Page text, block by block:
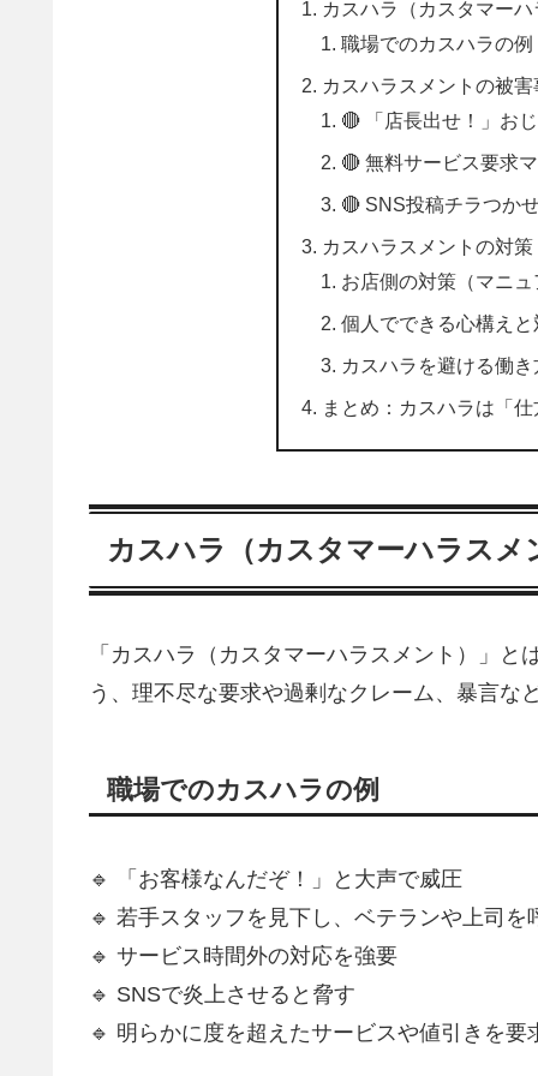
カスハラ（カスタマー
職場でのカスハラの例
カスハラスメントの被
🔴 「店長出せ！」お
🔴 無料サービス要求
🔴 SNS投稿チラつか
カスハラスメントの対策
お店側の対策（マニ
個人でできる心構えと
カスハラを避ける働き
まとめ：カスハラは「
カスハラ（カスタマーハラスメ
「カスハラ（カスタマーハラスメント）」
う、理不尽な要求や過剰なクレーム、暴言な
職場でのカスハラの例
🔹 「お客様なんだぞ！」と大声で威圧
🔹 若手スタッフを見下し、ベテランや上司を
🔹 サービス時間外の対応を強要
🔹 SNSで炎上させると脅す
🔹 明らかに度を超えたサービスや値引きを要